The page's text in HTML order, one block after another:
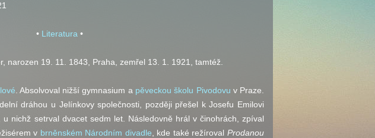
• Literatura •
narozen 19. 11. 1843, Praha, zemřel 13. 1. 1921, tamtéž.
. Absolvoval nižší gymnasium a pěveckou školu Pivodovu v Praze.
dráhou u Jelínkovy společnosti, později přešel k Josefu Emilovi
u nichž setrval dvacet sedm let. Následovně hrál v činohrách, zpíval
v brněnském Národním divadle , kde také režírovalProdanou